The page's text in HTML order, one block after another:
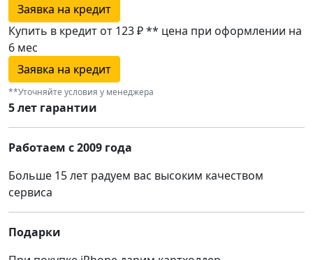
Заявка на кредит
Купить в кредит от 123 ₽** цена при оформлении на
6 мес
Заявка на кредит
**Уточняйте условия у менеджера
5 лет гарантии
Работаем с 2009 года
Больше 15 лет радуем вас высоким качеством
сервиса
Подарки